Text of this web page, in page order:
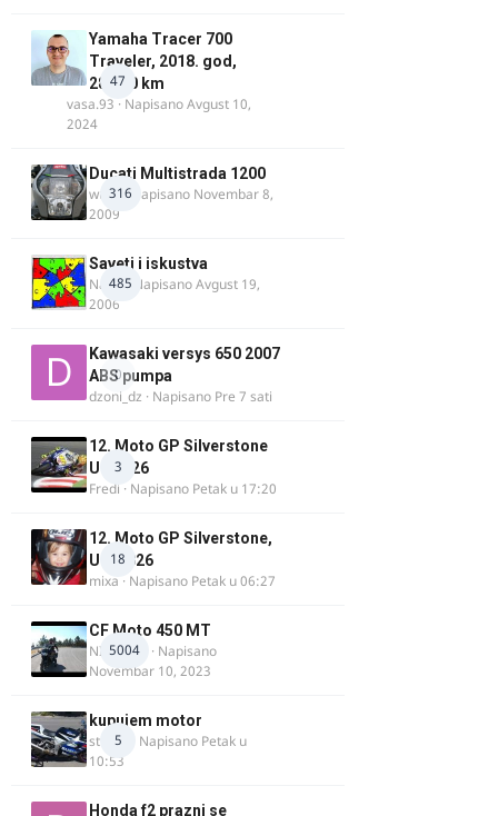
47
Yamaha Tracer 700
Traveler, 2018. god,
28.100 km
vasa.93 · NapisanoAvgust 10,
2024
316
Ducati Multistrada 1200
wulfy· Napisano Novembar 8,
2009
485
Saveti i iskustva
Najzli· NapisanoAvgust 19,
2006
0
Kawasaki versys 650 2007
ABS pumpa
dzoni_dz · Napisano Pre 7 sati
3
12. Moto GP Silverstone
UK 2026
Fredi · Napisano Petak u 17:20
18
12. Moto GP Silverstone,
UK, 2026
mixa · Napisano Petak u 06:27
5004
CF Moto 450 MT
NIKOLA 1
· Napisano
Novembar 10, 2023
5
kupujem motor
strugo · Napisano Petak u
10:53
Honda f2 prazni se